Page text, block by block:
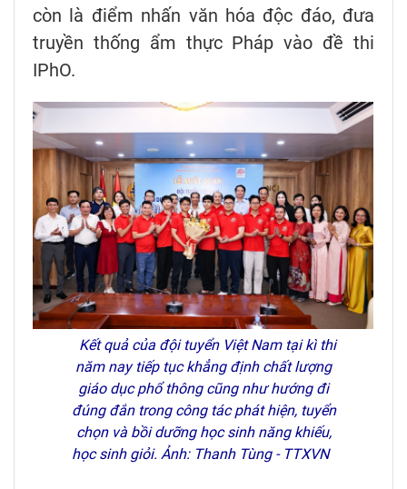
còn là điểm nhấn văn hóa độc đáo, đưa
truyền thống ẩm thực Pháp vào đề thi
IPhO.
Kết quả của đội tuyển Việt Nam tại kì thi
năm nay tiếp tục khẳng định chất lượng
giáo dục phổ thông cũng như hướng đi
đúng đắn trong công tác phát hiện, tuyển
chọn và bồi dưỡng học sinh năng khiếu,
học sinh giỏi. Ảnh: Thanh Tùng - TTXVN